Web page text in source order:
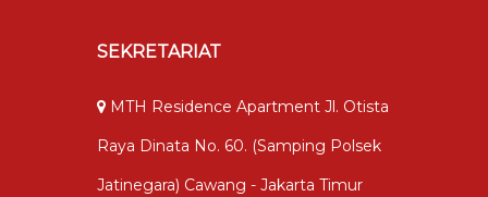
SEKRETARIAT
MTH Residence Apartment Jl. Otista
Raya Dinata No. 60. (samping Polsek
Jatinegara) Cawang - Jakarta Timur